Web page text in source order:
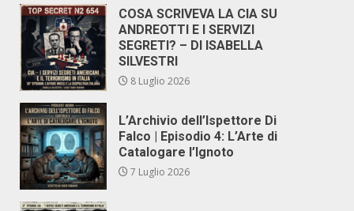
COSA SCRIVEVA LA CIA SU
ANDREOTTI E I SERVIZI
SEGRETI? – DI ISABELLA
SILVESTRI
8 Luglio 2026
L’Archivio dell’Ispettore Di
Falco | Episodio 4: L’Arte di
Catalogare l’Ignoto
7 Luglio 2026